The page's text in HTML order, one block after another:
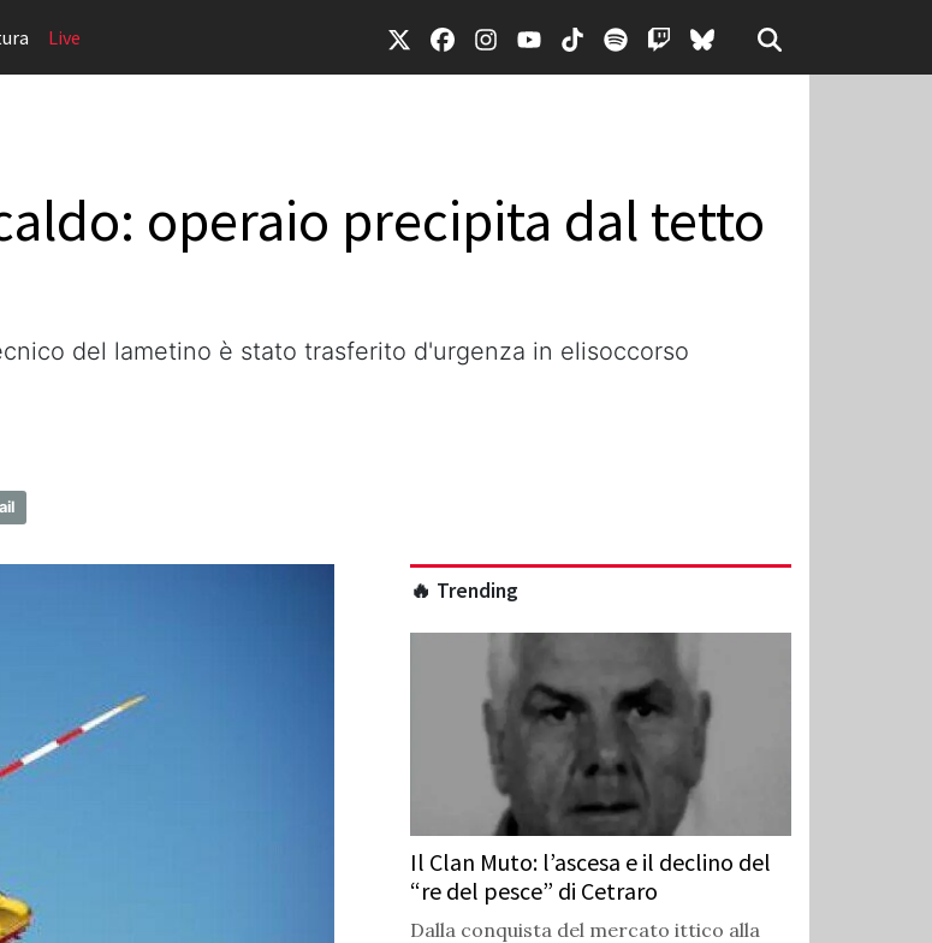
Live
operaio precipita dal tetto
del lametino è stato trasferito d'urgenza in elisoccorso
🔥 Trending
Il Clan Muto: l’ascesa e il declino del
“re del pesce” di Cetraro
Dalla conquista del mercato ittico alla